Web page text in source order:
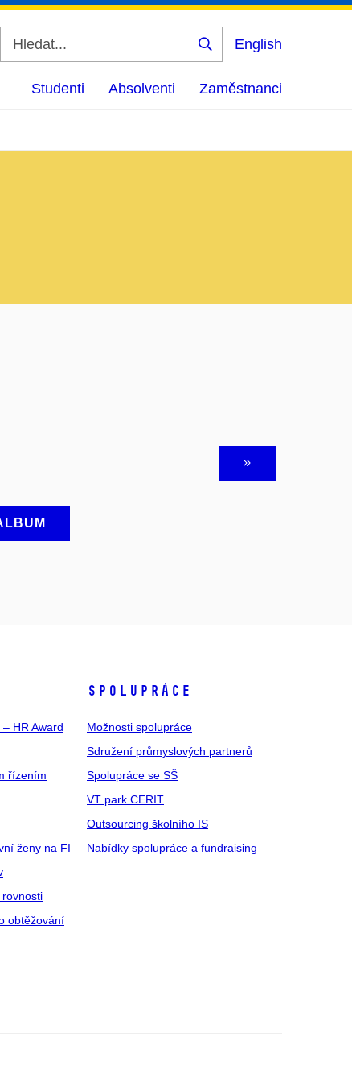
Vyhledat
English
Studenti Absolventi Zaměstnanci
HR Award
řízením
ženy na FI
obtěžování
SPOLUPRÁCE
Možnosti spolupráce
Sdružení průmyslových partnerů
Spolupráce se SŠ
VT park CERIT
Outsourcing školního IS
Nabídky spolupráce a fundraising